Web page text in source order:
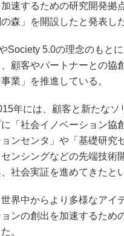
速するための研究開発拠
森」を開設したと発表した
Society 5.0の理念のもと
顧客やパートナーとの協
業」を推進している。
年には、顧客と新たなソ
「社会イノベーション協
ンセンタ」や「基礎研究
ンシングなどの先端技術
社会実証を進めてきたと
界中からより多様なアイ
ンの創出を加速するため
。